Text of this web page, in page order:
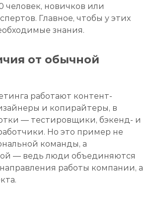
человек, новичков или
Главное, чтобы у этих
знания.
от обычной
работают контент-
и копирайтеры, в
— тестировщики, бэкенд- и
Но это пример не
команды, а
— ведь люди объединяются
работы компании, а